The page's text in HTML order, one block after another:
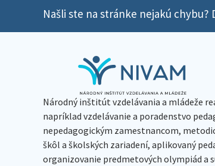
Našli ste na stránke nejakú chybu?
Národný inštitút vzdelávania a mládeže
napríklad vzdelávanie a poradenstvo
nepedagogickým zamestnancom,
škôl a školských zariadení, aplikovaný
organizovanie predmetových olympiád a